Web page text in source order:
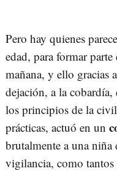
Pero hay quienes
edad, para formar
mañana, y ello gracias
dejación, a la cobardía,
los principios de la
prácticas, actuó en un
brutalmente a una niña
vigilancia, como tantos